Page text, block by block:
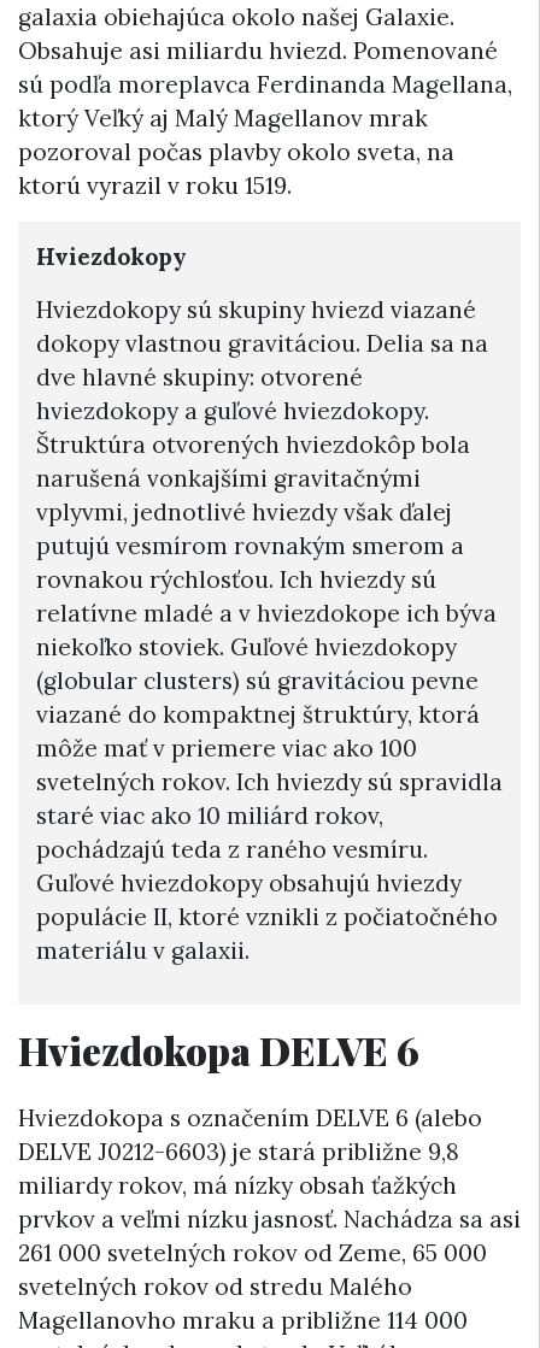
galaxia obiehajúca okolo našej Galaxie.
Obsahuje asi miliardu hviezd. Pomenované
sú podľa moreplavca Ferdinanda Magellana,
ktorý Veľký aj Malý Magellanov mrak
pozoroval počas plavby okolo sveta, na
ktorú vyrazil v roku 1519.
Hviezdokopy
Hviezdokopy sú skupiny hviezd viazané
dokopy vlastnou gravitáciou. Delia sa na
dve hlavné skupiny: otvorené
hviezdokopy a guľové hviezdokopy.
Štruktúra otvorených hviezdokôp bola
narušená vonkajšími gravitačnými
vplyvmi, jednotlivé hviezdy však ďalej
putujú vesmírom rovnakým smerom a
rovnakou rýchlosťou. Ich hviezdy sú
relatívne mladé a v hviezdokope ich býva
niekoľko stoviek. Guľové hviezdokopy
(globular clusters) sú gravitáciou pevne
viazané do kompaktnej štruktúry, ktorá
môže mať v priemere viac ako 100
svetelných rokov. Ich hviezdy sú spravidla
staré viac ako 10 miliárd rokov,
pochádzajú teda z raného vesmíru.
Guľové hviezdokopy obsahujú hviezdy
populácie II, ktoré vznikli z počiatočného
materiálu v galaxii.
Hviezdokopa DELVE 6
Hviezdokopa s označením DELVE 6 (alebo
DELVE J0212-6603) je stará približne 9,8
miliardy rokov, má nízky obsah ťažkých
prvkov a veľmi nízku jasnosť. Nachádza sa asi
261 000 svetelných rokov od Zeme, 65 000
svetelných rokov od stredu Malého
Magellanovho mraku a približne 114 000